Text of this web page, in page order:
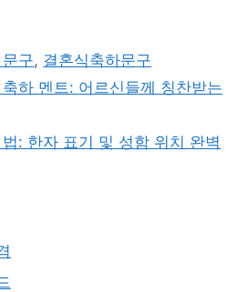
구, 결혼식축하문구
하 멘트: 어르신들께 칭찬받는
: 한자 표기 및 성함 위치 완벽